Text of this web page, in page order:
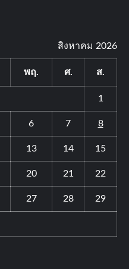
สิงหาคม 2026
พฤ. ศ. ส.
1
6 7 8
13 14 15
20 21 22
27 28 29